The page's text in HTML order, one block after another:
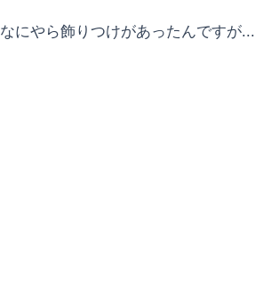
なにやら飾りつけがあったんですが...